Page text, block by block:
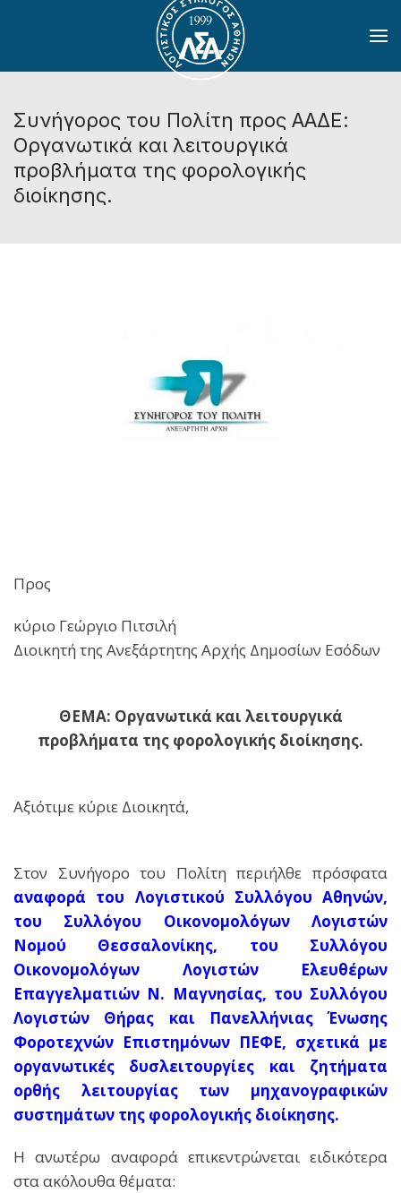
Skip to main content
Συνήγορος του Πολίτη προς ΑΑΔΕ:
Οργανωτικά και λειτουργικά
προβλήματα της φορολογικής
διοίκησης.
Προς
κύριο Γεώργιο Πιτσιλή
Διοικητή της Ανεξάρτητης Αρχής Δημοσίων Εσόδων
ΘΕΜΑ: Οργανωτικά και λειτουργικά
προβλήματα της φορολογικής διοίκησης.
Αξιότιμε κύριε Διοικητά,
Στον Συνήγορο του Πολίτη περιήλθε πρόσφατα
αναφορά του Λογιστικού Συλλόγου Αθηνών,
του Συλλόγου Οικονομολόγων Λογιστών
Νομού Θεσσαλονίκης, του Συλλόγου
Οικονομολόγων Λογιστών Ελευθέρων
Επαγγελματιών Ν. Μαγνησίας, του Συλλόγου
Λογιστών Θήρας και Πανελλήνιας Ένωσης
Φοροτεχνών Επιστημόνων ΠΕΦΕ, σχετικά με
οργανωτικές δυσλειτουργίες και ζητήματα
ορθής λειτουργίας των μηχανογραφικών
συστημάτων της φορολογικής διοίκησης.
Η ανωτέρω αναφορά επικεντρώνεται ειδικότερα
στα ακόλουθα θέματα: